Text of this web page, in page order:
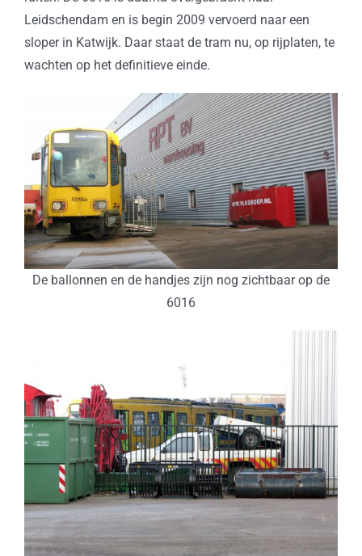
Leidschendam en is begin 2009 vervoerd naar een
sloper in Katwijk. Daar staat de tram nu, op rijplaten, te
wachten op het definitieve einde.
De ballonnen en de handjes zijn nog zichtbaar op de
6016